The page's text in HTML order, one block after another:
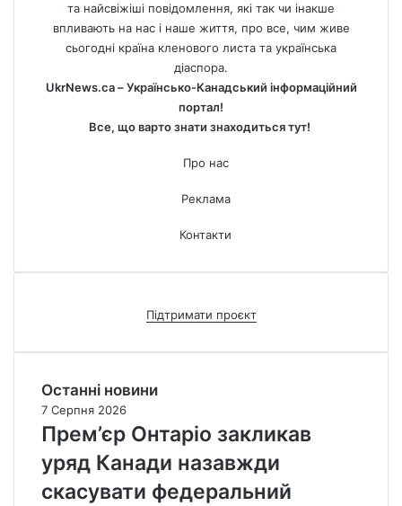
та найсвіжіші повідомлення, які так чи інакше
впливають на нас і наше життя, про все, чим живе
сьогодні країна кленового листа та українська
діаспора.
UkrNews.ca – Українсько-Канадський інформаційний
портал!
Все, що варто знати знаходиться тут!
Про нас
Реклама
Контакти
Підтримати проєкт
Останні новини
7 Серпня 2026
Прем’єр Онтаріо закликав
уряд Канади назавжди
скасувати федеральний